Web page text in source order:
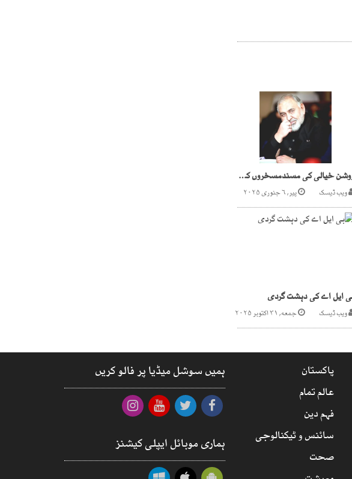
روشن خیالی کی مسندمسخروں کے ہاتھ!
ویب ڈیسک پیر, ۶ جنوری ۲۰۲۵
ایل اے کی دہشت گردی
ویب ڈیسک جمعه, ۳۱ اکتوبر ۲۰۲۵
پاکستان
عالم تمام
فہم دین
سائنس و ٹیکنالوجی
صحت
ہمیں سوشل میڈیا پر فالو کریں
ہماری موبائل ایپلی کیشنز